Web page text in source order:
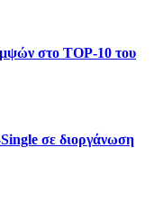
στο TOP-10 του
σε διοργάνωση